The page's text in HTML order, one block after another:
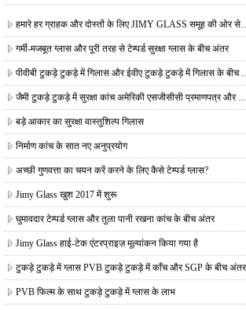
हमारे हर ग्राहक और दोस्तों के लिए
गर्मी-मजबूत ग्लास और पूरी तरह से टेम्पर्ड सुरक्षा ग्लास के बीच अंतर
पीवीबी टुकड़े टुकड़े में
जैमी टुकड़े टुकड़े में सुरक्षा कांच अमेरिकी एसजीसीसी प्रमाणपत्र और यूरोपीय सीई प्रमाणपत्र
बड़े आकार का सुरक्षा वास्तुशिल्प गिलास
निर्माण कांच के सात नए अनुप्रयोग
अच्छी गुणवत्ता का चयन करें करने के लिए कैसे टेम्पर्ड ग्लास?
Jimy Glass खुश 2017 में शुरू
घुमावदार टेम्पर्ड ग्लास और तुला पानी रखना कांच के बीच अंतर
Jimy Glass हाई-टेक एंटरप्राइज़ मूल्यांकन किया गया है
टुकड़े टुकड़े में ग्लास PVB टुकड़े टुकड़े में काँच और SGP के बीच अंतर
PVB फिल्म के साथ टुकड़े टुकड़े में ग्लास के लाभ